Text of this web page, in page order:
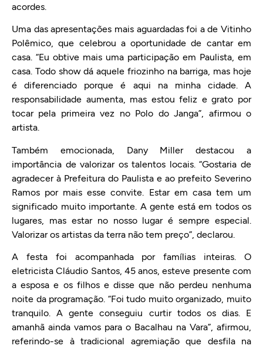
acordes.
Uma das apresentações mais aguardadas foi a de Vitinho
Polêmico, que celebrou a oportunidade de cantar em
casa. “Eu obtive mais uma participação em Paulista, em
casa. Todo show dá aquele friozinho na barriga, mas hoje
é diferenciado porque é aqui na minha cidade. A
responsabilidade aumenta, mas estou feliz e grato por
tocar pela primeira vez no Polo do Janga”, afirmou o
artista.
Também emocionada, Dany Miller destacou a
importância de valorizar os talentos locais. “Gostaria de
agradecer à Prefeitura do Paulista e ao prefeito Severino
Ramos por mais esse convite. Estar em casa tem um
significado muito importante. A gente está em todos os
lugares, mas estar no nosso lugar é sempre especial.
Valorizar os artistas da terra não tem preço”, declarou.
A festa foi acompanhada por famílias inteiras. O
eletricista Cláudio Santos, 45 anos, esteve presente com
a esposa e os filhos e disse que não perdeu nenhuma
noite da programação. “Foi tudo muito organizado, muito
tranquilo. A gente conseguiu curtir todos os dias. E
amanhã ainda vamos para o Bacalhau na Vara”, afirmou,
referindo-se à tradicional agremiação que desfila na